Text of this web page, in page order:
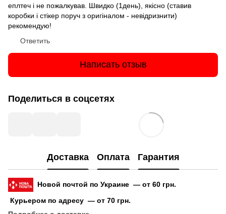
еплтеч і не пожалкував. Швидко (1день), якісно (ставив
коробки і стікер поруч з оригіналом - невідризнити)
рекомендую!
Ответить
Написать отзыв
Поделиться в соцсетях
Доставка Оплата Гарантия
Новой почтой по Украине — от 60 грн.
Курьером по адресу — от 70 грн.